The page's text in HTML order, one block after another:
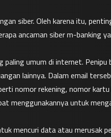
siber. Oleh karena itu,
ancaman siber m-banking
paling umum di internet. Penipu
lainnya. Dalam email
nomor rekening, nomor
menggunakannya untuk
mencuri data atau merusak